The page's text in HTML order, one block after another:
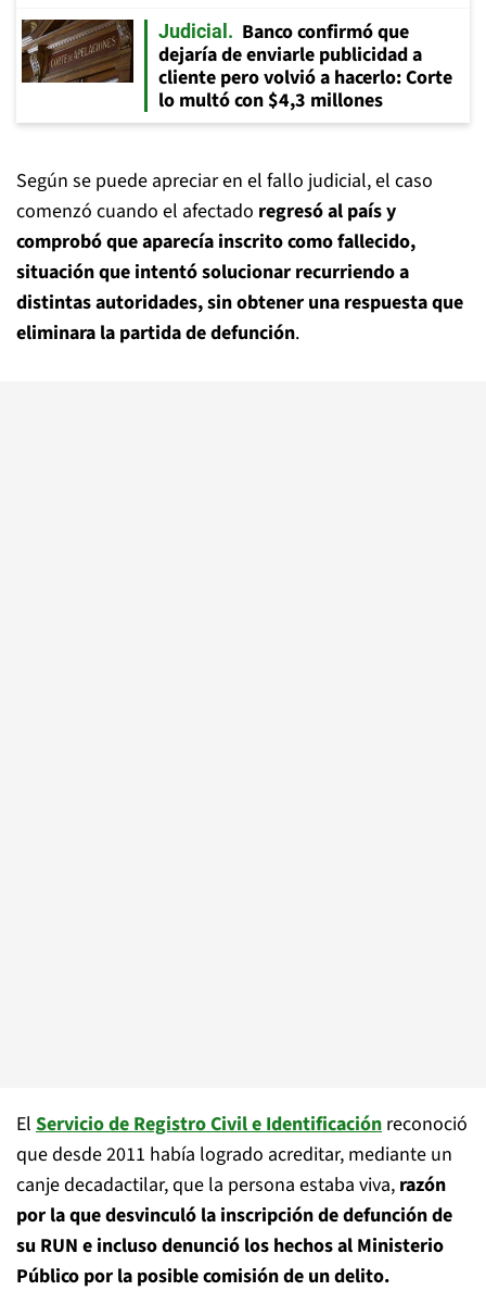
Judicial
Banco confirmó que
dejaría de enviarle publicidad a
cliente pero volvió a hacerlo: Corte
lo multó con $4,3 millones
Según se puede apreciar en el fallo judicial, el caso
comenzó cuando el afectado regresó al país y
comprobó que aparecía inscrito como fallecido,
situación que intentó solucionar recurriendo a
distintas autoridades, sin obtener una respuesta que
eliminara la partida de defunción.
El Servicio de Registro Civil e Identificación reconoció
que desde 2011 había logrado acreditar, mediante un
canje decadactilar, que la persona estaba viva, razón
por la que desvinculó la inscripción de defunción de
su RUN e incluso denunció los hechos al Ministerio
Público por la posible comisión de un delito.